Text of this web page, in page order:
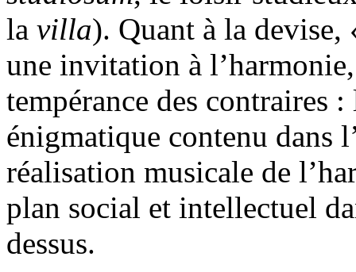
la villa). Quant à la devise,
une invitation à
tempérance des contraires
énigmatique contenu dans
réalisation musicale de
plan social et intellectuel
dessus.